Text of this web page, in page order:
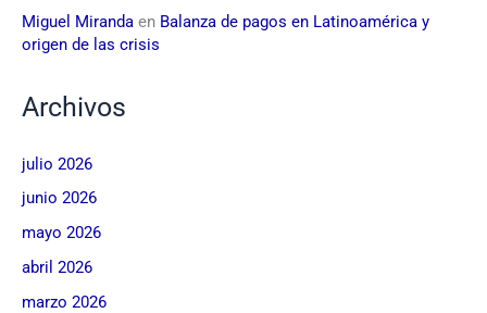
Miguel Miranda en Balanza de pagos en Latinoamérica y
origen de las crisis
Archivos
julio 2026
junio 2026
mayo 2026
abril 2026
marzo 2026